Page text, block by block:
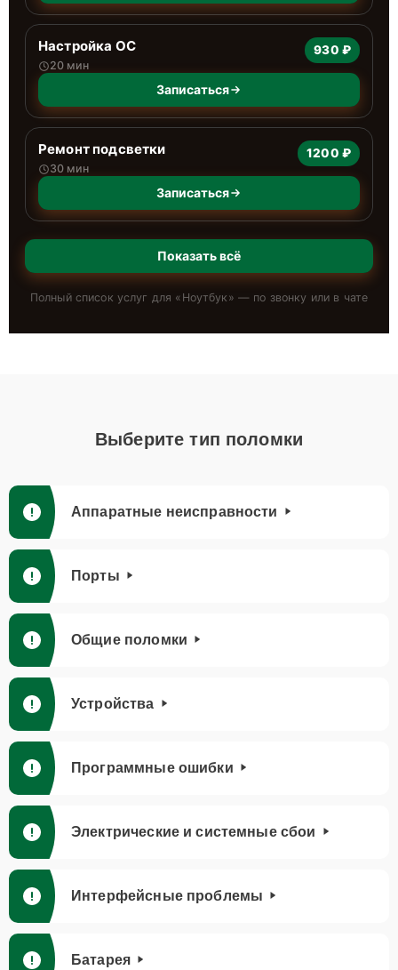
Настройка ОС
20 мин
930 ₽
Записаться
Ремонт подсветки
30 мин
1200 ₽
Записаться
Показать всё
Полный список услуг для « Ноутбук » — по звонку или в чате
Выберите тип поломки
Аппаратные неисправности
Порты
Общие поломки
Устройства
Программные ошибки
Электрические и системные сбои
Интерфейсные проблемы
Батарея